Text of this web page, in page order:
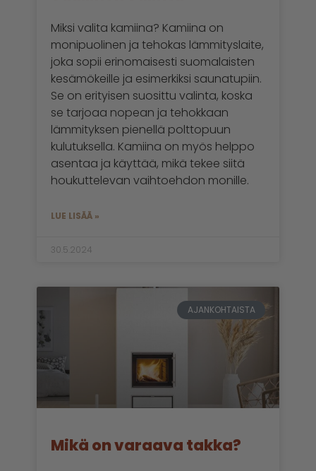
Miksi valita kamiina? Kamiina on
monipuolinen ja tehokas lämmityslaite,
joka sopii erinomaisesti suomalaisten
kesämökeille ja esimerkiksi saunatupiin.
Se on erityisen suosittu valinta, koska
se tarjoaa nopean ja tehokkaan
lämmityksen pienellä polttopuun
kulutuksella. Kamiina on myös helppo
asentaa ja käyttää, mikä tekee siitä
houkuttelevan vaihtoehdon monille.
LUE LISÄÄ »
30.5.2024
AJANKOHTAISTA
Mikä on varaava takka?